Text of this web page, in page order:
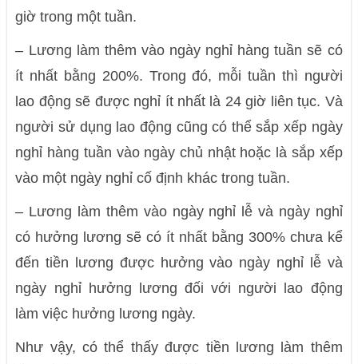
giờ trong một tuần.
– Lương làm thêm vào ngày nghỉ hàng tuần sẽ có
ít nhất bằng 200%. Trong đó, mỗi tuần thì người
lao động sẽ được nghỉ ít nhất là 24 giờ liên tục. Và
người sử dụng lao động cũng có thể sắp xếp ngày
nghỉ hàng tuần vào ngày chủ nhật hoặc là sắp xếp
vào một ngày nghỉ cố định khác trong tuần.
– Lương làm thêm vào ngày nghỉ lễ và ngày nghỉ
có hưởng lương sẽ có ít nhất bằng 300% chưa kể
đến tiền lương được hưởng vào ngày nghỉ lễ và
ngày nghỉ hưởng lương đối với người lao động
làm việc hưởng lương ngày.
Như vậy, có thể thấy được tiền lương làm thêm